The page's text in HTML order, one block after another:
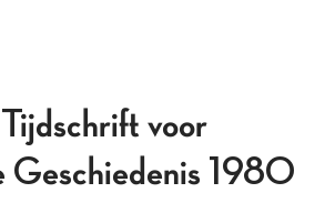
voor
Geschiedenis 1980